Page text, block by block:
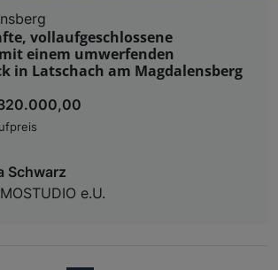
vollaufgeschlossene
einem umwerfenden
in Latschach am Magdalensberg
Schwarz
e.U.